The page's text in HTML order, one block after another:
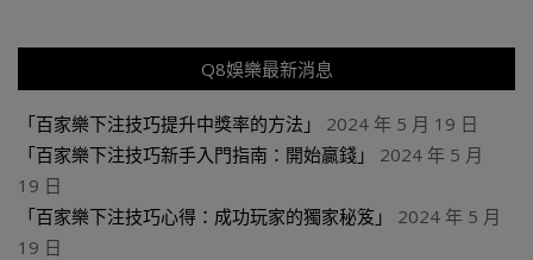
Q8娛樂最新消息
「百家樂下注技巧提升中獎率的方法」
2024 年 5 月 19 日
「百家樂下注技巧新手入門指南：開始贏錢」
2024 年 5 月
19 日
「百家樂下注技巧心得：成功玩家的獨家秘笈」
2024 年 5 月
19 日